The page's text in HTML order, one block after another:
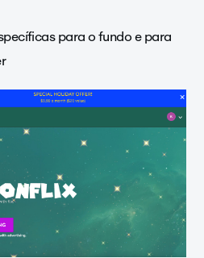
para o fundo e para